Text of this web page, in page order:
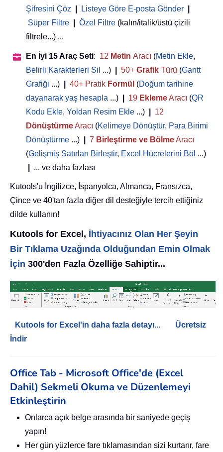
Şifresini Çöz
Listeye Göre E-posta Gönder
Süper Filtre
Özel Filtre (kalın/italik/üstü çizili
filtrele...) ...
En İyi 15 Araç Seti: 12 Metin Aracı (Metin Ekle,
Belirli Karakterleri Sil ...) 50+ Grafik Türü (Gantt
Grafiği ...) 40+ Pratik Formül (Doğum tarihine
dayanarak yaş hesapla ...) 19 EklemeAracı (QR
Kodu Ekle, Yoldan Resim Ekle ...)
12
DönüştürmeAracı (Kelimeye Dönüştür, Para Birimi
Dönüştürme ...) 7 Birleştirme ve BölmeAracı
(Gelişmiş Satırları Birleştir, Excel Hücrelerini Böl ...)
... ve daha fazlası
Kutools'u İngilizce, İspanyolca, Almanca, Fransızca,
Çince ve 40'tan fazla diğer dil desteğiyle tercih ettiğiniz
dilde kullanın!
Kutools for Excel, İhtiyacınız Olan Her Şeyin
Bir Tıklama Uzağında Olduğundan Emin Olmak
İçin 300'den Fazla Özelliğe Sahiptir...
Kutools for Excel'in daha fazla detayı...
Ücretsiz
İndir
Office Tab - Microsoft Office'de (Excel
Dahil) Sekmeli Okuma ve Düzenlemeyi
Etkinleştirin
Onlarca açık belge arasında bir saniyede geçiş
yapın!
Her gün yüzlerce fare tıklamasından sizi kurtarır, fare